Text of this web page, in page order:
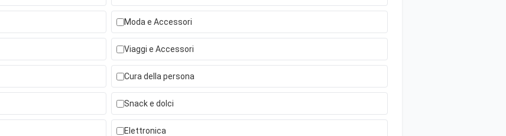
Moda e Accessori
Viaggi e Accessori
Cura della persona
Snack e dolci
Elettronica